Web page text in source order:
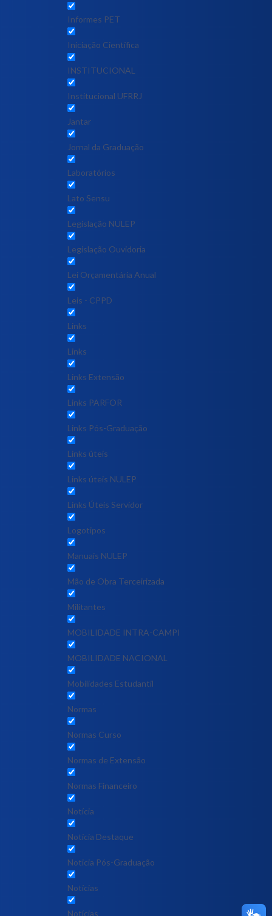
Informes PET
Iniciação Científica
INSTITUCIONAL
Institucional UFRRJ
Jantar
Jornal da Graduação
Laboratórios
Lato Sensu
Legislação NULEP
Legislação Ouvidoria
Lei Orçamentária Anual
Leis - CPPD
Links
Links
Links Extensão
Links PARFOR
Links Pós-Graduação
Links úteis
Links úteis NULEP
Links Úteis Servidor
Logotipos
Manuais NULEP
Mão de Obra Terceirizada
Militantes
MOBILIDADE INTRA-CAMPI
MOBILIDADE NACIONAL
Mobilidades Estudantil
Normas
Normas Curso
Normas de Extensão
Normas Financeiro
Notícia
Notícia Destaque
Noticia Pós-Graduação
Notícias
Notícias